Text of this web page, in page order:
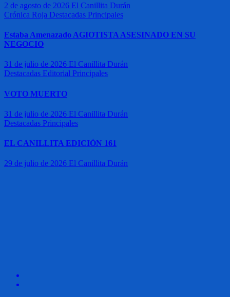
2 de agosto de 2026 El Canillita Durán
Crónica Roja Destacadas Principales
Estaba Amenazado AGIOTISTA ASESINADO EN SU
NEGOCIO
31 de julio de 2026 El Canillita Durán
Destacadas Editorial Principales
VOTO MUERTO
31 de julio de 2026 El Canillita Durán
Destacadas Principales
EL CANILLITA EDICIÓN 161
29 de julio de 2026 El Canillita Durán